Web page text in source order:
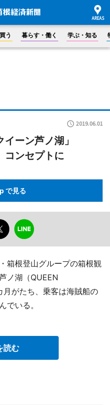
買う 暮らす・働く 学ぶ・知る
2019.06.01
イーン芦ノ湖」
コンセプトに
で見る
箱根登山グループの箱根観
ノ湖（QUEEN
月がたち、乗客は海賊船の
でいる。
読む